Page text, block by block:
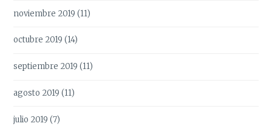
noviembre 2019 (11)
octubre 2019 (14)
septiembre 2019 (11)
agosto 2019 (11)
julio 2019 (7)